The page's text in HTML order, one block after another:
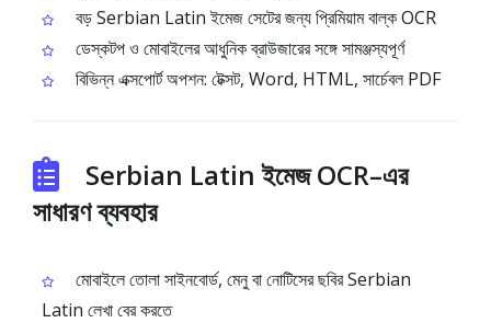
বড় Serbian Latin ইমেজ সেটের জন্য প্রিমিয়াম বাল্ক OCR
ডেস্কটপ ও মোবাইলের আধুনিক ব্রাউজারের সঙ্গে সামঞ্জস্যপূর্ণ
বিভিন্ন এক্সপোর্ট অপশন: টেক্সট, Word, HTML, সার্চেবল PDF
Serbian Latin ইমেজ OCR–এর
সাধারণ ব্যবহার
মোবাইলে তোলা সাইনবোর্ড, মেনু বা নোটিসের ছবির Serbian
Latin লেখা বের করতে